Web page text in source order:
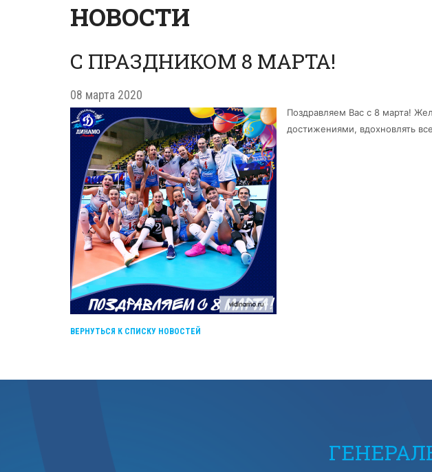
НОВОСТИ
С ПРАЗДНИКОМ 8 МАРТА!
08 марта 2020
Поздравляем Вас с 8 марта!
достижениями, вдохновлять
ВЕРНУТЬСЯ К СПИСКУ НОВОСТЕЙ